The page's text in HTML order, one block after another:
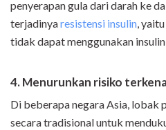
penyerapan gula dari darah ke
terjadinyaresistensi insulin,
tidak dapat menggunakan
4. Menurunkan risiko
Di beberapa negara Asia, lobak
secara tradisional untuk